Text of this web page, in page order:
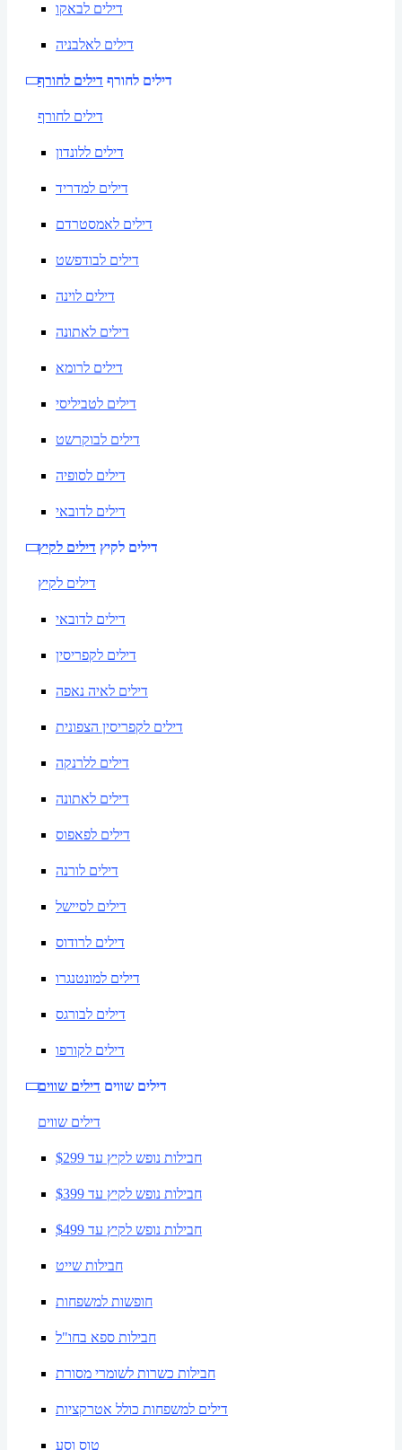
דילים לבאקו
דילים לאלבניה
דילים לחורף דילים לחורף
דילים לחורף
דילים ללונדון
דילים למדריד
דילים לאמסטרדם
דילים לבודפשט
דילים לוינה
דילים לאתונה
דילים לרומא
דילים לטביליסי
דילים לבוקרשט
דילים לסופיה
דילים לדובאי
דילים לקיץ דילים לקיץ
דילים לקיץ
דילים לדובאי
דילים לקפריסין
דילים לאיה נאפה
דילים לקפריסין הצפונית
דילים ללרנקה
דילים לאתונה
דילים לפאפוס
דילים לורנה
דילים לסיישל
דילים לרודוס
דילים למונטנגרו
דילים לבורגס
דילים לקורפו
דילים שווים דילים שווים
דילים שווים
חבילות נופש לקיץ עד $299
חבילות נופש לקיץ עד $399
חבילות נופש לקיץ עד $499
חבילות שייט
חופשות למשפחות
חבילות ספא בחו"ל
חבילות כשרות לשומרי מסורת
דילים למשפחות כולל אטרקציות
טוס וסע